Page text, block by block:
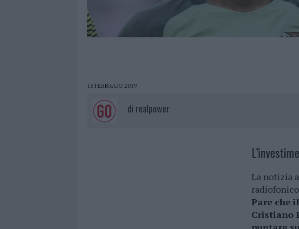
15 FEBBRAIO 2019
di realpower
La notizia
radiofonico
Pare che
Cristiano